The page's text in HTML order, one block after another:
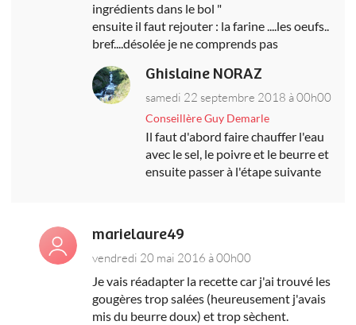
ingrédients dans le bol "
ensuite il faut rejouter : la farine ....les oeufs..
bref....désolée je ne comprends pas
Ghislaine NORAZ
samedi 22 septembre 2018 à 00h00
Conseillère Guy Demarle
Il faut d'abord faire chauffer l'eau
avec le sel, le poivre et le beurre et
ensuite passer à l'étape suivante
marielaure49
vendredi 20 mai 2016 à 00h00
Je vais réadapter la recette car j'ai trouvé les
gougères trop salées (heureusement j'avais
mis du beurre doux) et trop sèchent.